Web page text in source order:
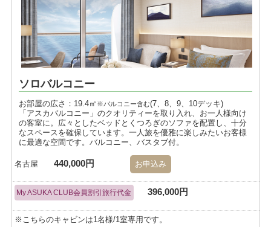
ソロバルコニー
お部屋の広さ：19.4㎡ ※バルコニー含む(7、8、9、10デッキ)
「アスカバルコニー」のクオリティーを取り入れ、お一人様向け
の客室に。広々としたベッドとくつろぎのソファを配置し、十分
なスペースを確保しています。一人旅を優雅に楽しみたいお客様
に最適な空間です。バルコニー、バスタブ付。
名古屋 440,000円 お申込み
My ASUKA CLUB会員割引旅行代金 396,000円
※こちらのキャビンは1名様/1室専用です。